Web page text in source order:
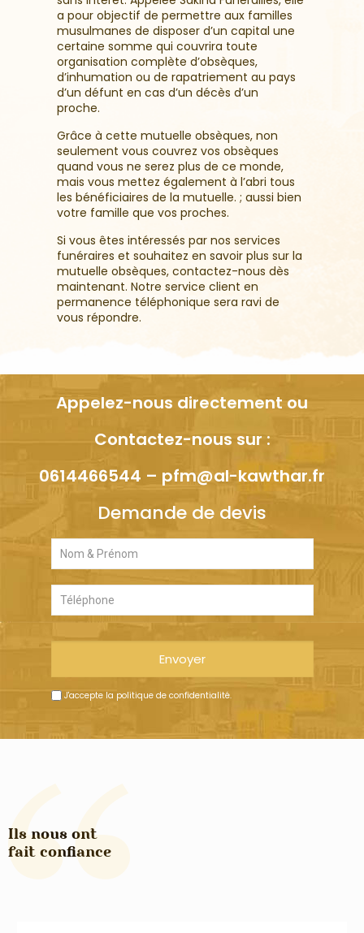
a pour objectif de permettre aux familles
musulmanes de disposer d’un capital une
certaine somme qui couvrira toute
organisation complète d’obsèques,
d’inhumation ou de rapatriement au pays
d’un défunt en cas d’un décès d’un
proche.
Grâce à cette mutuelle obsèques, non
seulement vous couvrez vos obsèques
quand vous ne serez plus de ce monde,
mais vous mettez également à l’abri tous
les bénéficiaires de la mutuelle. ; aussi bien
votre famille que vos proches.
Si vous êtes intéressés par nos services
funéraires et souhaitez en savoir plus sur la
mutuelle obsèques, contactez-nous dès
maintenant. Notre service client en
permanence téléphonique sera ravi de
vous répondre.
Appelez-nous directement ou
Contactez-nous sur :
0614466544 – pfm@al-kawthar.fr
Demande de devis
J'accepte la politique de confidentialité.
Ils nous ont
fait confiance